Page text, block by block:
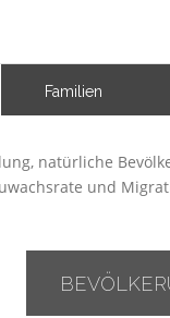
Familien
natürliche
und